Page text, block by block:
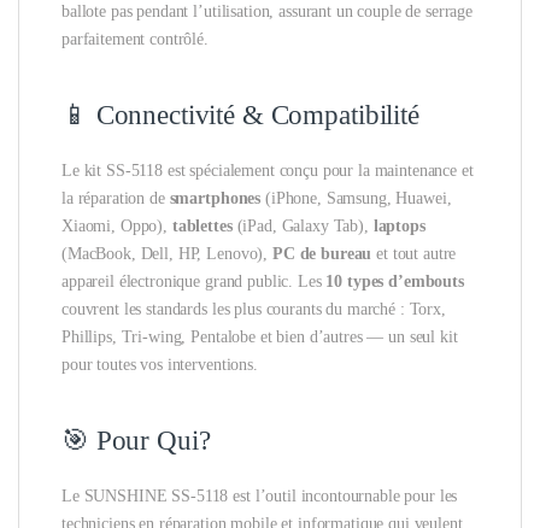
ballote pas pendant l’utilisation, assurant un couple de serrage
parfaitement contrôlé.
📱 Connectivité & Compatibilité
Le kit SS-5118 est spécialement conçu pour la maintenance et
la réparation de smartphones (iPhone, Samsung, Huawei,
Xiaomi, Oppo), tablettes(iPad, Galaxy Tab), laptops
(MacBook, Dell, HP, Lenovo), PC de bureau et tout autre
appareil électronique grand public. Les 10 types d’embouts
couvrent les standards les plus courants du marché : Torx,
Phillips, Tri-wing, Pentalobe et bien d’autres — un seul kit
pour toutes vos interventions.
🎯 Pour Qui?
Le SUNSHINE SS-5118 est l’outil incontournable pour les
techniciens en réparation mobile et informatique qui veulent